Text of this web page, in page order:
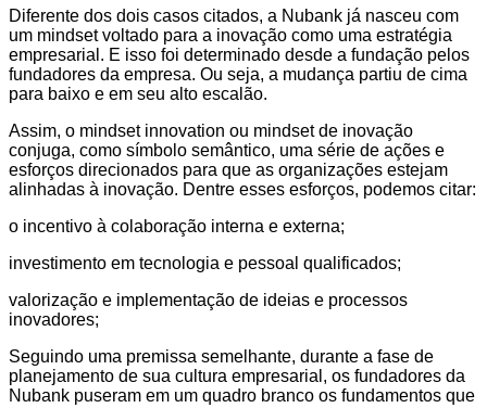
Diferente dos dois casos citados, a Nubank já nasceu com
um mindset voltado para a inovação como uma estratégia
empresarial. E isso foi determinado desde a fundação pelos
fundadores da empresa. Ou seja, a mudança partiu de cima
para baixo e em seu alto escalão.
Assim, o mindset innovation ou mindset de inovação
conjuga, como símbolo semântico, uma série de ações e
esforços direcionados para que as organizações estejam
alinhadas à inovação. Dentre esses esforços, podemos citar:
o incentivo à colaboração interna e externa;
investimento em tecnologia e pessoal qualificados;
valorização e implementação de ideias e processos
inovadores;
Seguindo uma premissa semelhante, durante a fase de
planejamento de sua cultura empresarial, os fundadores da
Nubank puseram em um quadro branco os fundamentos que